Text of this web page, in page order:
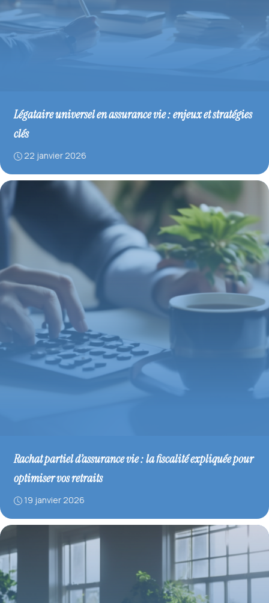
Légataire universel en assurance vie : enjeux et stratégies
clés
22 janvier 2026
Rachat partiel d’assurance vie : la fiscalité expliquée pour
optimiser vos retraits
19 janvier 2026